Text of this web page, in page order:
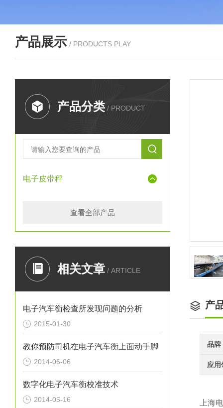
产品展示 / PRODUCTS PLAY
产品分类 / PRODUCT
电子皮带秤
查看全部产品
相关文章 / ARTICLE
电子汽车衡检查所发现问题的分析
2015-01-30
教你预防司机在电子汽车衡上面动手脚
2014-06-06
数字化电子汽车衡校准技术
2014-05-16
产
品牌
应用
上海